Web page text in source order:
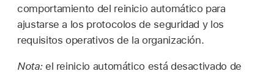
comportamiento del reinicio automático para
ajustarse a los protocolos de seguridad y los
requisitos operativos de la organización.
Nota: el reinicio automático está desactivado de